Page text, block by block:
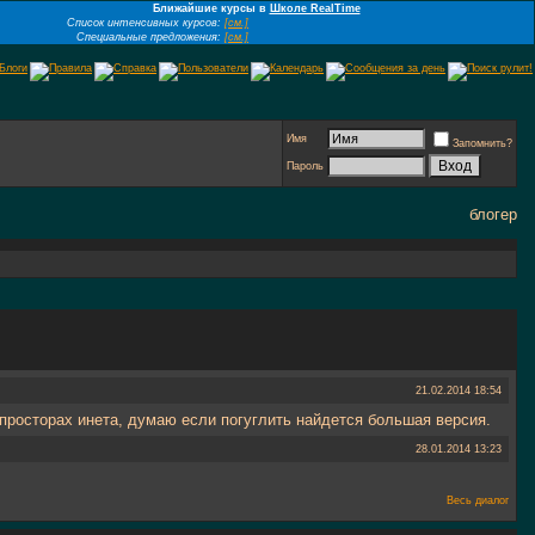
Ближайшие курсы в Школе RealTime
Список интенсивных курсов: [см.]
Специальные предложения: [см.]
Имя
Запомнить?
Пароль
блогер
21.02.2014 18:54
инета, думаю если погуглить найдется большая версия.
28.01.2014 13:23
Весь диалог